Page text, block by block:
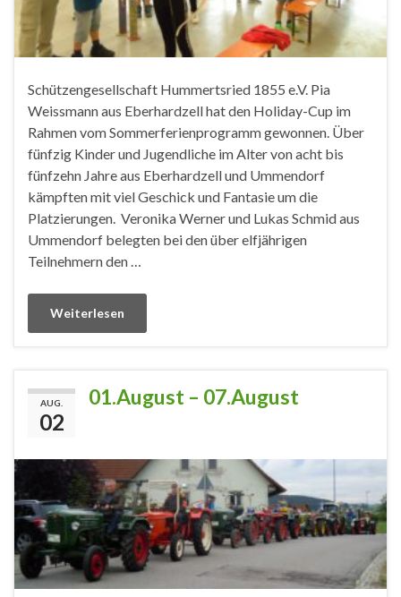
Schützengesellschaft Hummertsried 1855 e.V. Pia
Weissmann aus Eberhardzell hat den Holiday-Cup im
Rahmen vom Sommerferienprogramm gewonnen. Über
fünfzig Kinder und Jugendliche im Alter von acht bis
fünfzehn Jahre aus Eberhardzell und Ummendorf
kämpften mit viel Geschick und Fantasie um die
Platzierungen. Veronika Werner und Lukas Schmid aus
Ummendorf belegten bei den über elfjährigen
Teilnehmern den …
Weiterlesen
AUG.
02
01.August – 07.August